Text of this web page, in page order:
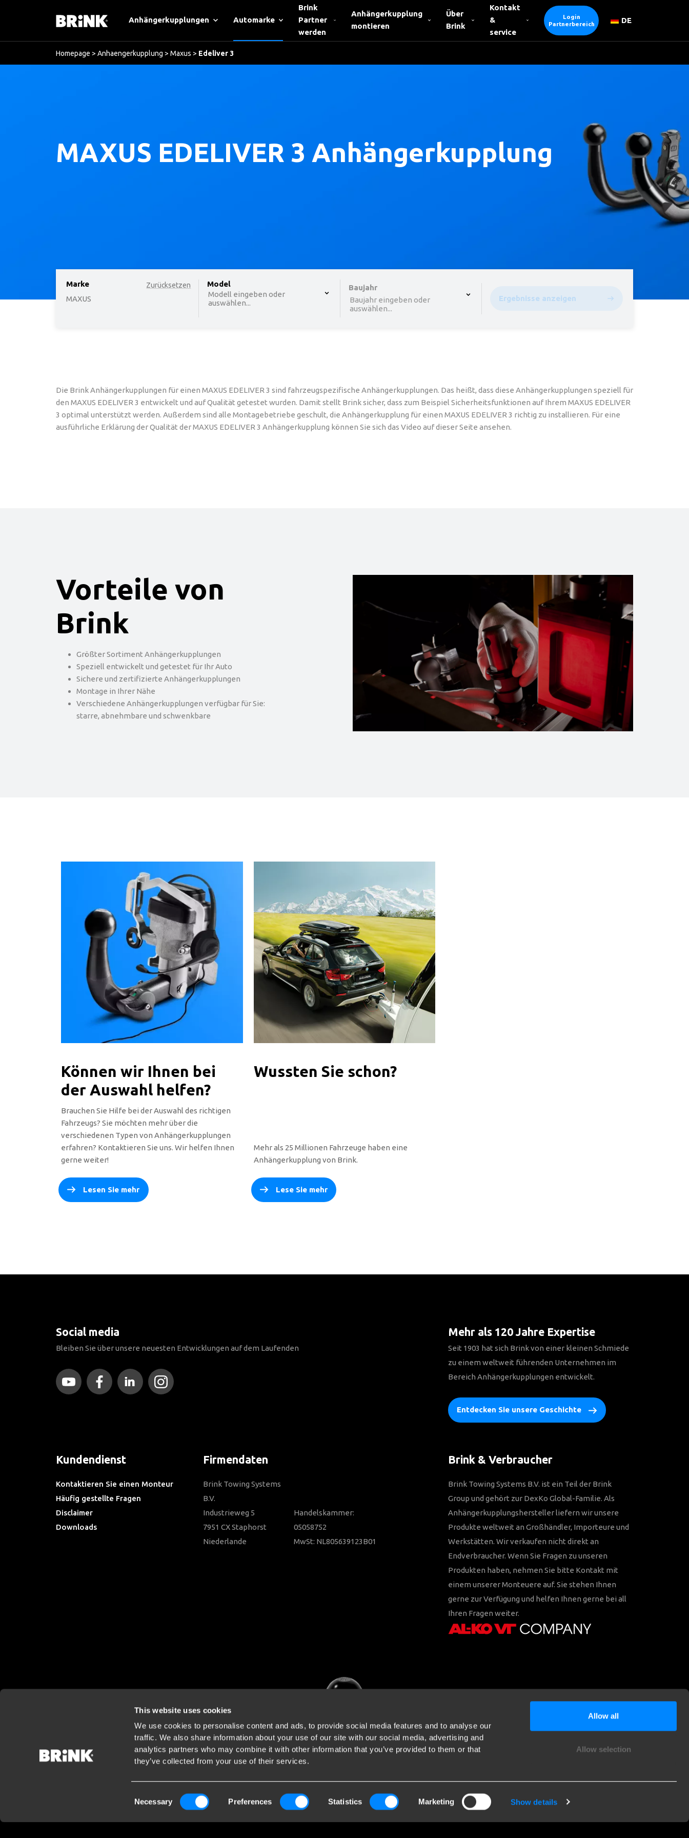
This website uses cookies
We use cookies to personalise content and ads, to provide social media features and to analyse our
traffic. We also share information about your use of our site with our social media, advertising and
analytics partners who may combine it with other information that you’ve provided to them or that
they’ve collected from your use of their services.
Selection
Necessary Preferences Statistics Marketing Show details
Allow all
Allow selection
Anhängerkupplungen Automarke
Brink
Partner
werden
Anhängerkupplung
montieren
Über
Brink
Kontakt
&
service
Login
Partnerbereich
DE
Homepage > Anhaengerkupplung > Maxus > Edeliver 3
MAXUS EDELIVER 3 Anhängerkupplung
Zurücksetzen
Marke
MAXUS
option , selected. Select is focused ,type to refine list, press Down to open the menu,
Model
Modell eingeben oder
auswählen...
Baujahr
Baujahr eingeben oder
auswählen...
Ergebnisse anzeigen
Die Brink Anhängerkupplungen für einen MAXUS EDELIVER 3 sind fahrzeugspezifische Anhängerkupplungen. Das heißt, dass diese Anhängerkupplungen speziell für
den MAXUS EDELIVER 3 entwickelt und auf Qualität getestet wurden. Damit stellt Brink sicher, dass zum Beispiel Sicherheitsfunktionen auf Ihrem MAXUS EDELIVER
3 optimal unterstützt werden. Außerdem sind alle Montagebetriebe geschult, die Anhängerkupplung für einen MAXUS EDELIVER 3 richtig zu installieren. Für eine
ausführliche Erklärung der Qualität der MAXUS EDELIVER 3 Anhängerkupplung können Sie sich das Video auf dieser Seite ansehen.
Vorteile von
Brink
Größter Sortiment Anhängerkupplungen
Speziell entwickelt und getestet für Ihr Auto
Sichere und zertifizierte Anhängerkupplungen
Montage in Ihrer Nähe
Verschiedene Anhängerkupplungen verfügbar für Sie:
starre, abnehmbare und schwenkbare
Können wir Ihnen bei
der Auswahl helfen?
Brauchen Sie Hilfe bei der Auswahl des richtigen
Fahrzeugs? Sie möchten mehr über die
verschiedenen Typen von Anhängerkupplungen
erfahren? Kontaktieren Sie uns. Wir helfen Ihnen
gerne weiter!
Lesen Sie mehr
Wussten Sie schon?
Mehr als 25 Millionen Fahrzeuge haben eine
Anhängerkupplung von Brink.
Lese Sie mehr
Social media
Bleiben Sie über unsere neuesten Entwicklungen auf dem Laufenden
Mehr als 120 Jahre Expertise
Seit 1903 hat sich Brink von einer kleinen Schmiede
zu einem weltweit führenden Unternehmen im
Bereich Anhängerkupplungen entwickelt.
Entdecken Sie unsere Geschichte
Kundendienst
Kontaktieren Sie einen Monteur
Häufig gestellte Fragen
Disclaimer
Downloads
Firmendaten
Brink Towing Systems
B.V.
Industrieweg 5
7951 CX Staphorst
Niederlande
Handelskammer:
05058752
MwSt: NL805639123B01
Brink & Verbraucher
Brink Towing Systems B.V. ist ein Teil der Brink
Group und gehört zur DexKo Global-Familie. Als
Anhängerkupplungshersteller liefern wir unsere
Produkte weltweit an Großhändler, Importeure und
Werkstätten. Wir verkaufen nicht direkt an
Endverbraucher. Wenn Sie Fragen zu unseren
Produkten haben, nehmen Sie bitte Kontakt mit
einem unserer Monteuere auf. Sie stehen Ihnen
gerne zur Verfügung und helfen Ihnen gerne bei all
Ihren Fragen weiter.